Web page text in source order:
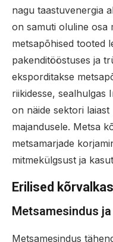
nagu taastuvenergia
on samuti oluline osa
metsapõhised tooted
pakenditööstuses ja
eksporditakse
riikidesse, sealhulgas
on näide sektori
majandusele. Metsa
metsamarjade
mitmekülgsust ja
Erilised
Metsamesindus
Metsamesindus